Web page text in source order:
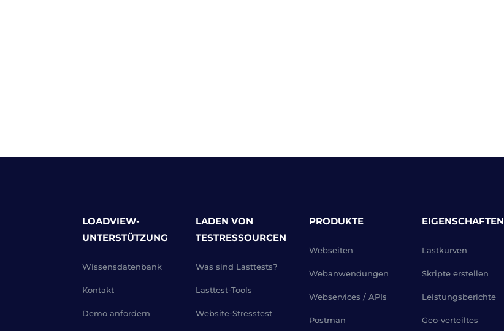
LOADVIEW-
UNTERSTÜTZUNG
Wissensdatenbank
Kontakt
Demo anfordern
LADEN VON
TESTRESSOURCEN
Was sind Lasttests?
Lasttest-Tools
Website-Stresstest
PRODUKTE
Webseiten
Webanwendungen
Webservices / APIs
Postman
EIGENSCHAFTEN
Lastkurven
Skripte erstellen
Leistungsberichte
Geo-verteiltes